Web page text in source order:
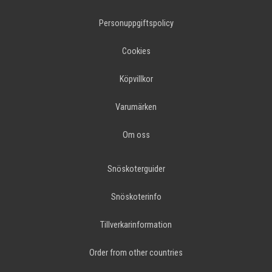
Personuppgiftspolicy
Cookies
Köpvillkor
Varumärken
Om oss
Snöskoterguider
Snöskoterinfo
Tillverkarinformation
Order from other countries